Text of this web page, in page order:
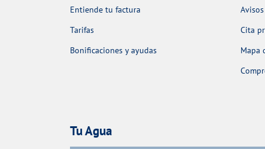
Entiende tu factura
Tarifas
Bonificaciones y ayudas
Cita
Mapa
Tu Agua